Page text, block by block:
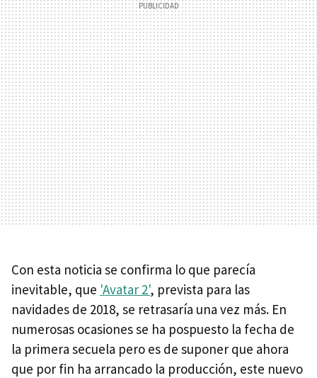
Con esta noticia se confirma lo que parecía
inevitable, que 'Avatar 2', prevista para las
navidades de 2018, se retrasaría una vez más. En
numerosas ocasiones se ha pospuesto la fecha de
la primera secuela pero es de suponer que ahora
que por fin ha arrancado la producción, este nuevo